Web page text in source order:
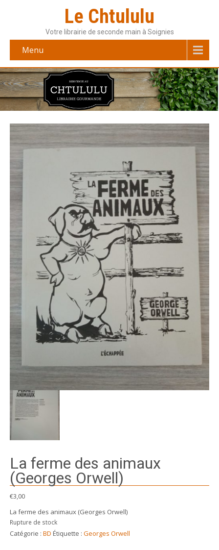
Le Chtululu
Votre librairie de seconde main à Soignies
Menu
La ferme des animaux
(Georges Orwell)
€3,00
La ferme des animaux (Georges Orwell)
Rupture de stock
Catégorie : BD Étiquette : Georges Orwell